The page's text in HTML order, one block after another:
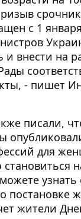
с 1
и внести на
- пишет
писали,
для
узнать
постановке
жители